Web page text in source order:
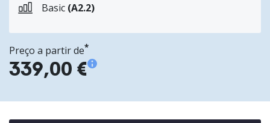
Basic (A2.2)
Preço a partir de*
339,00 €